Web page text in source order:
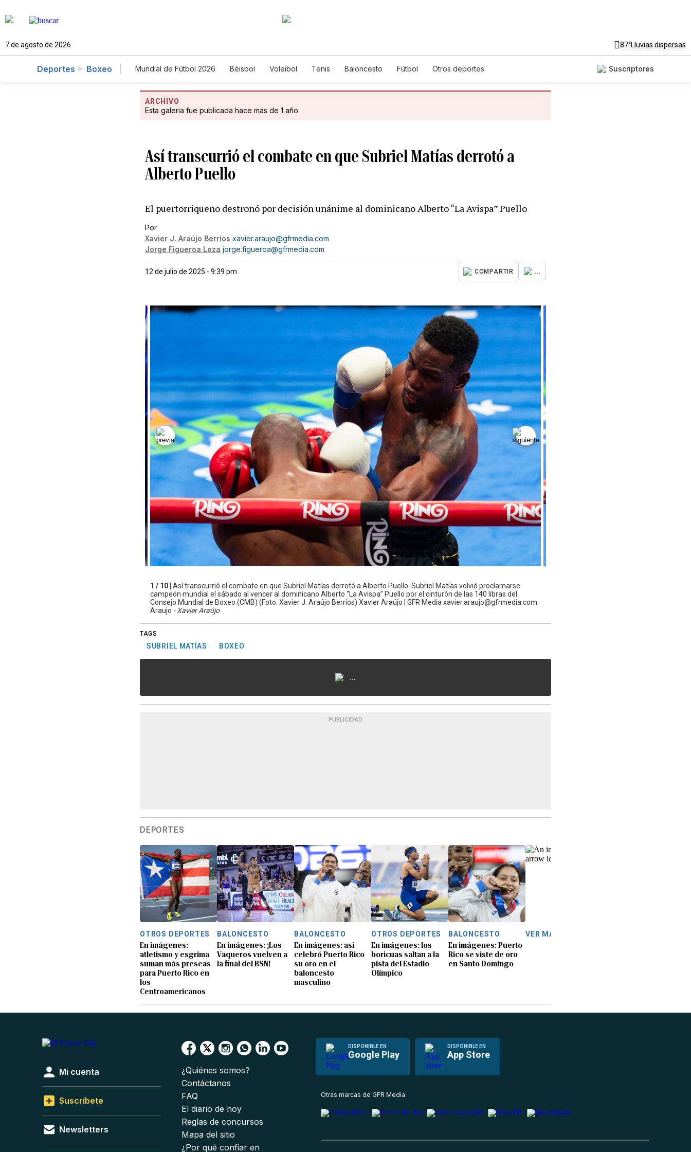
7 de agosto de 2026 87°Lluvias dispersas
Deportes Boxeo Mundial de Fútbol 2026 Béisbol Voleibol Tenis Baloncesto Fútbol Otros deportes Suscriptores
ARCHIVO
Esta galeria fue publicada hace más de 1 año.
Así transcurrió el combate en que Subriel Matías derrotó a
Alberto Puello
El puertorriqueño destronó por decisión unánime al dominicano Alberto “La Avispa” Puello
Por
Xavier J. Araújo Berríos xavier.araujo@gfrmedia.com
Jorge Figueroa Loza jorge.figueroa@gfrmedia.com
12 de julio de 2025 - 9:39 pm COMPARTIR ...
1 / 10 | Así transcurrió el combate en que Subriel Matías derrotó a Alberto Puello. Subriel Matías volvió proclamarse
campeón mundial el sábado al vencer al dominicano Alberto “La Avispa” Puello por el cinturón de las 140 libras del
Consejo Mundial de Boxeo (CMB) (Foto: Xavier J. Araújo Berríos) Xavier Araújo | GFR Media xavier.araujo@gfrmedia.com
Araujo - Xavier Araújo
TAGS
SUBRIEL MATÍAS BOXEO
...
PUBLICIDAD
DEPORTES
OTROS DEPORTES
En imágenes:
atletismo y esgrima
suman más preseas
para Puerto Rico en
los
Centroamericanos
BALONCESTO
En imágenes: ¡Los
Vaqueros vuelven a
la final del BSN!
BALONCESTO
En imágenes: así
celebró Puerto Rico
su oro en el
baloncesto
masculino
OTROS DEPORTES
En imágenes: los
boricuas saltan a la
pista del Estadio
Olímpico
BALONCESTO
En imágenes: Puerto
Rico se viste de oro
en Santo Domingo
VER MÁS
DISPONIBLE EN
Google Play
DISPONIBLE EN
App Store
Mi cuenta
Suscríbete
Newsletters
¿Quiénes somos?
Contáctanos
FAQ
El diario de hoy
Reglas de concursos
Mapa del sitio
¿Por qué confiar en
Otras marcas de GFR Media